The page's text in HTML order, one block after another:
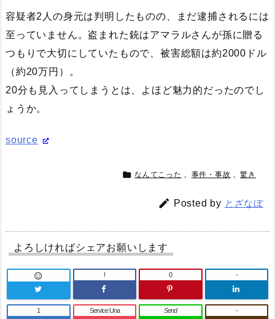
容疑者2人の身元は判明したものの、まだ逮捕されるには
至っていません。盗まれた銃はアマラルさんが孫に贈る
つもりで大切にしていたもので、被害総額は約2000ドル
（約20万円）。
20分も見入ってしまうとは、よほど魅力的だったのでし
ょうか。
source
 なんてこった 事件・事故 驚き
 Posted by とざなぼ
よろしければシェアお願いします
 ! 0 -
1 Service Una Send -